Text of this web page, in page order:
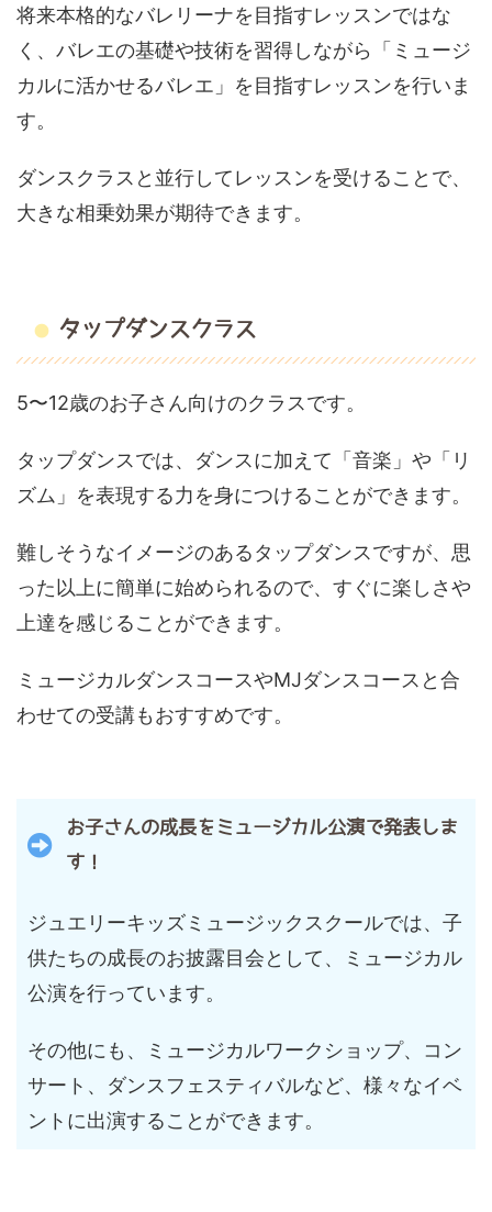
将来本格的なバレリーナを目指すレッスンではな
く、バレエの基礎や技術を習得しながら「ミュージ
カルに活かせるバレエ」を目指すレッスンを行いま
す。
ダンスクラスと並行してレッスンを受けることで、
大きな相乗効果が期待できます。
タップダンスクラス
5〜12歳のお子さん向けのクラスです。
タップダンスでは、ダンスに加えて「音楽」や「リ
ズム」を表現する力を身につけることができます。
難しそうなイメージのあるタップダンスですが、思
った以上に簡単に始められるので、すぐに楽しさや
上達を感じることができます。
ミュージカルダンスコースやMJダンスコースと合
わせての受講もおすすめです。
お子さんの成長をミュージカル公演で発表しま
す！
ジュエリーキッズミュージックスクールでは、子
供たちの成長のお披露目会として、ミュージカル
公演を行っています。
その他にも、ミュージカルワークショップ、コン
サート、ダンスフェスティバルなど、様々なイベ
ントに出演することができます。